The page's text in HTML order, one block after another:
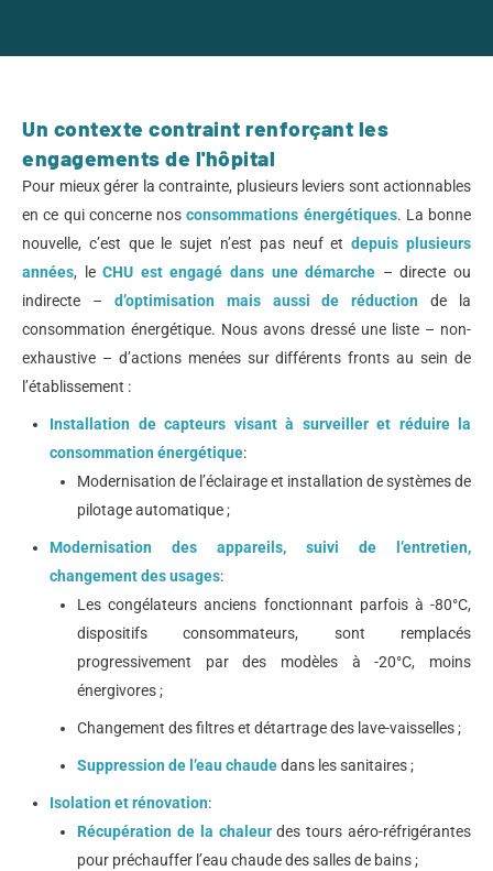
Un contexte contraint renforçant les
engagements de l'hôpital
Pour mieux gérer la contrainte, plusieurs leviers sont actionnables
en ce qui concerne nosconsommations énergétiques. La bonne
nouvelle, c’est que le sujet n’est pas neuf etdepuis plusieurs
années, leCHU est engagé dans une démarche – directe ou
indirecte – d’optimisation mais aussi de réduction de la
consommation énergétique. Nous avons dressé une liste – non-
exhaustive – d’actions menées sur différents fronts au sein de
l’établissement :
Installation de capteurs visant à surveiller et réduire la
consommation énergétique:
Modernisation de l’éclairage et installation de systèmes de
pilotage automatique ;
Modernisation des appareils, suivi de l’entretien,
changement des usages:
Les congélateurs anciens fonctionnant parfois à -80°C,
dispositifs consommateurs, sont remplacés
progressivement par des modèles à -20°C, moins
énergivores ;
Changement des filtres et détartrage des lave-vaisselles ;
Suppression de l’eau chaudedans les sanitaires ;
Isolation et rénovation:
Récupération de la chaleurdes tours aéro-réfrigérantes
pour préchauffer l’eau chaude des salles de bains ;